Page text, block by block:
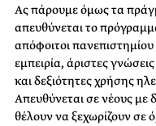
Ας πάρουμε όμως τα
απευθύνεται το
απόφοιτοι
εμπειρία, άριστες
και δεξιότητες χρήσης
Απευθύνεται σε νέους με
θέλουν να ξεχωρίζουν σε